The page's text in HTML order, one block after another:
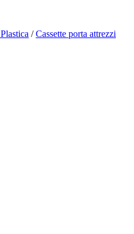
/Cassette porta attrezzi